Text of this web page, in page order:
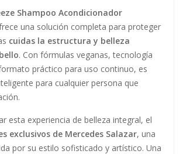
Shampoo Acondicionador
una solución completa para proteger
cuidas la estructura y belleza
. Con fórmulas veganas, tecnología
práctico para uso continuo, es
para cualquier persona que
esta experiencia de belleza integral, el
exclusivos de Mercedes Salazar, una
por su estilo sofisticado y artístico. Una